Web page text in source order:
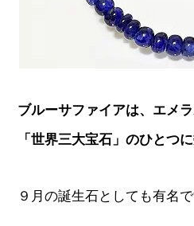
ブルーサファイアは、エメ
「世界三大宝石」のひとつ
９月の誕生石としても有名で